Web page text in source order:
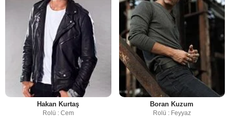
Hakan Kurtaş
Rolü : Cem
Boran Kuzum
Rolü : Feyyaz